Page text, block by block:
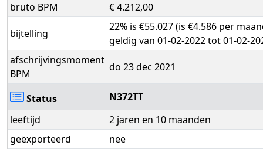
bruto BPM
€ 4.212,00
bijtelling
22% is €55.027 (is €4.586 per
geldig van 01-02-2022 tot 01-02-
afschrijvingsmoment
BPM
do 23 dec 2021
Status
N372TT
leeftijd
2 jaren en 10 maanden
geëxporteerd
nee